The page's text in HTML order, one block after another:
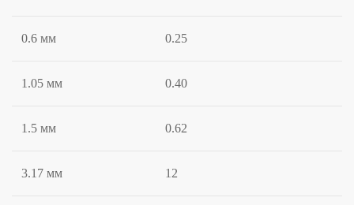
0.6 мм 0.25
1.05 мм 0.40
1.5 мм 0.62
3.17 мм 12